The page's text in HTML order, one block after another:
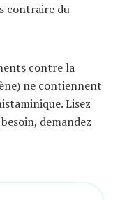
contraire du
contre la
ne contiennent
Lisez
demandez